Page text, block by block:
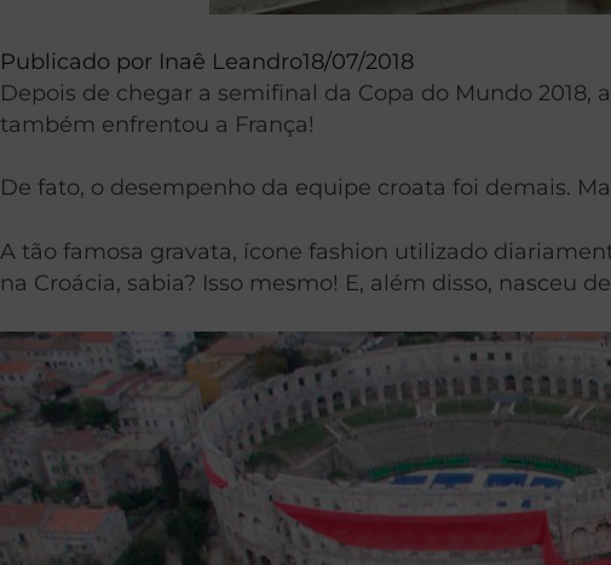
Publicado por Inaê Leandro18/07/2018
Depois de chegar a semifinal da Copa do Mundo
também enfrentou a França!
De fato, o desempenho da equipe croata foi demais.
A tão famosa gravata, ícone fashion utilizado
na Croácia, sabia? Isso mesmo! E, além disso, nasceu